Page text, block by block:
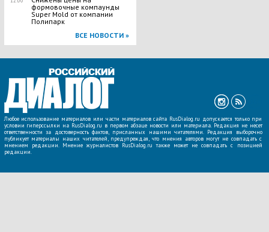
формовочные компаунды
Super Mold от компании
Полипарк
ВСЕ НОВОСТИ »
Любое использование материалов или части материалов сайта RusDialog.ru допускается только при
условии гиперссылки на RusDialog.ru в первом абзаце новости или материала. Редакция не несет
ответственности за достоверность фактов, присланных нашими читателями. Редакция выборочно
публикует материалы наших читателей, предупреждая, что мнения авторов могут не совпадать с
мнением редакции. Мнение журналистов RusDialog.ru также может не совпадать с позицией
редакции.